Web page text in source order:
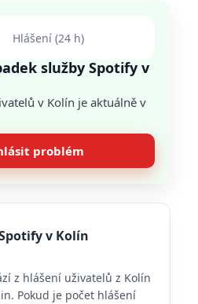
Hlášení (24 h)
služby Spotify v
v Kolín je aktuálně v
problém
v Kolín
z hlášení uživatelů z Kolín
Pokud je počet hlášení